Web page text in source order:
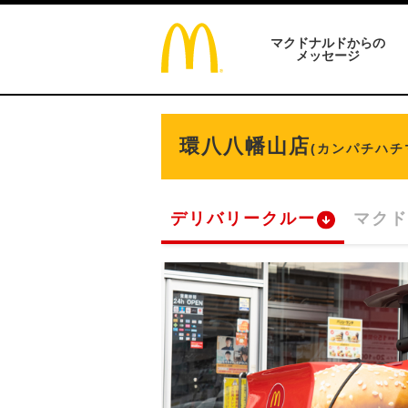
マクドナルドからの
メッセージ
環八八幡山店(カンパチハ
デリバリークルー マク